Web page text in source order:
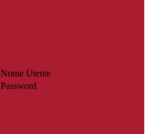
Nome Utente
Password